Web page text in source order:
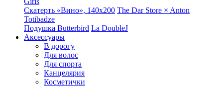
Скатерть «Вино», 140х200 The Dar Store × Anton
Totibadze
Подушка Butterbird La DoubleJ
Аксессуары
В дорогу
Для волос
Для спорта
Канцелярия
Косметички